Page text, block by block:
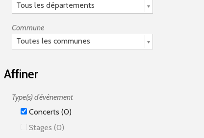
Tous les départements
Commune
Toutes les communes
Affiner
Type(s) d'évènement
Concerts (0)
Stages (0)